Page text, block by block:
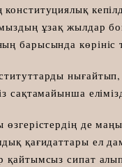
ұзақ жылдар
барысында көрініс
нығайтып,
сақтамайынша
де
қағидаттары ел
қайтымсыз сипат